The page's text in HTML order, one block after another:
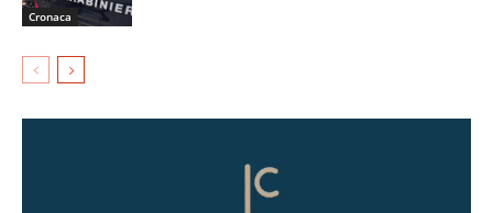
Cronaca